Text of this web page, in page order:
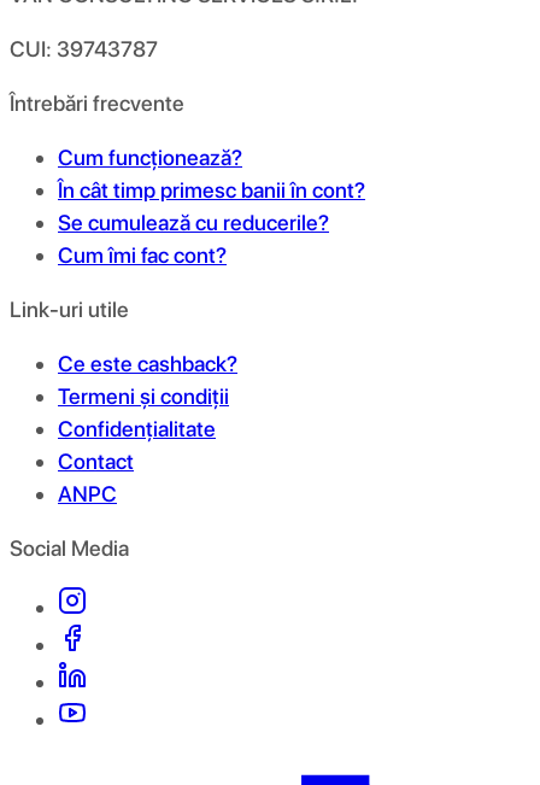
CUI: 39743787
Întrebări frecvente
Cum funcționează?
În cât timp primesc banii în cont?
Se cumulează cu reducerile?
Cum îmi fac cont?
Link-uri utile
Ce este cashback?
Termeni și condiții
Confidențialitate
Contact
ANPC
Social Media